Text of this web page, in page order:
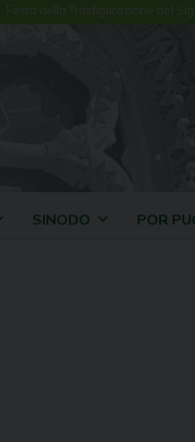
Festa della Trasfigurazione del
SINODO POR